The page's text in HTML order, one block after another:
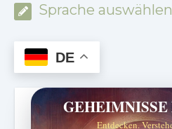
Sprache auswählen
DE
Entdecken.